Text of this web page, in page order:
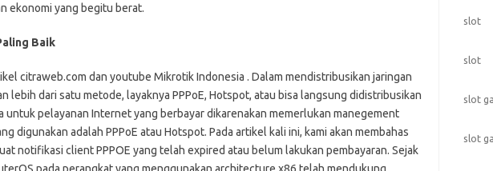
ekonomi yang begitu berat.
Baik
citraweb.com dan youtube Mikrotik Indonesia . Dalam mendistribusikan jaringan
lebih dari satu metode, layaknya PPPoE, Hotspot, atau bisa langsung didistribusikan
untuk pelayanan Internet yang berbayar dikarenakan memerlukan manegement
digunakan adalah PPPoE atau Hotspot. Pada artikel kali ini, kami akan membahas
notifikasi client PPPOE yang telah expired atau belum lakukan pembayaran. Sejak
pada perangkat yang menggunakan architecture x86 telah mendukung
slot
slot
slot
slot